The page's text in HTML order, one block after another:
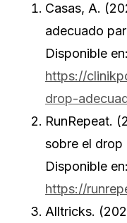
Casas, A.
adecuado
Disponible en:
https://
drop-
RunRepeat.
sobre el drop
Disponible en:
https://
Alltricks.